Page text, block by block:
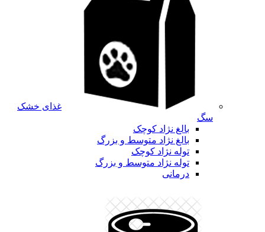
غذای خشک
سگ
بالغ نژاد کوچک
بالغ نژاد متوسط و بزرگ
توله نژاد کوچک
توله نژاد متوسط و بزرگ
درمانی